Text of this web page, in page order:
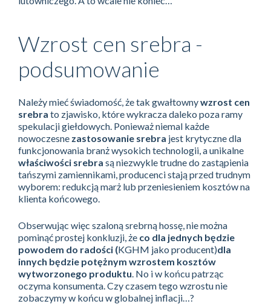
Wzrost cen srebra -
podsumowanie
Należy mieć świadomość, że tak gwałtownywzrost cen
srebra to zjawisko, które wykracza daleko poza ramy
spekulacji giełdowych. Ponieważ niemal każde
nowoczesne zastosowanie srebra jest krytyczne dla
funkcjonowania branż wysokich technologii, a unikalne
właściwości srebra są niezwykle trudne do zastąpienia
tańszymi zamiennikami, producenci stają przed trudnym
wyborem: redukcją marż lub przeniesieniem kosztów na
klienta końcowego.
Obserwując więc szaloną srebrną hossę, nie można
pominąć prostej konkluzji, że co dla jednych będzie
powodem do radości (KGHM jako producent)dla
innych będzie potężnym wzrostem kosztów
wytworzonego produktu . No i w końcu patrząc
oczyma konsumenta. Czy czasem tego wzrostu nie
zobaczymy w końcu w globalnej inflacji…?